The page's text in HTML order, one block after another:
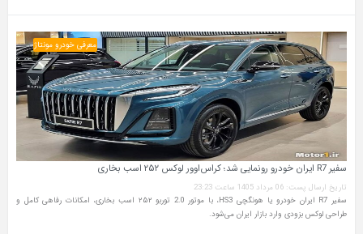
معرفی خودرو مونتاژ
سفیر R7 ایران خودرو رونمایی شد؛ کراس‌اوور لوکس ۲۵۲ اسب بخاری
تاریخ ارسال پست: 06 مرداد 1405 ساعت 23:23
سفیر R7 ایران خودرو یا هونگچی HS3، با موتور 2.0 توربو ۲۵۲ اسب بخاری، امکانات رفاهی کامل و
طراحی لوکس بزودی وارد بازار ایران می‌شود.